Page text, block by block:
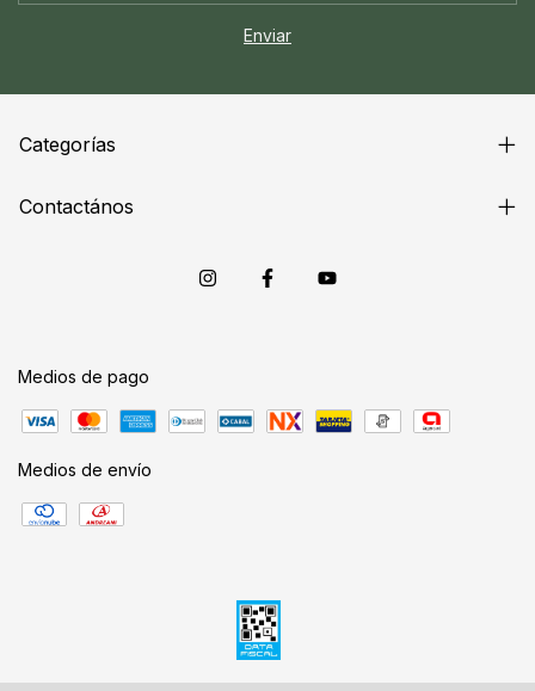
Categorías
Contactános
Medios de pago
Medios de envío